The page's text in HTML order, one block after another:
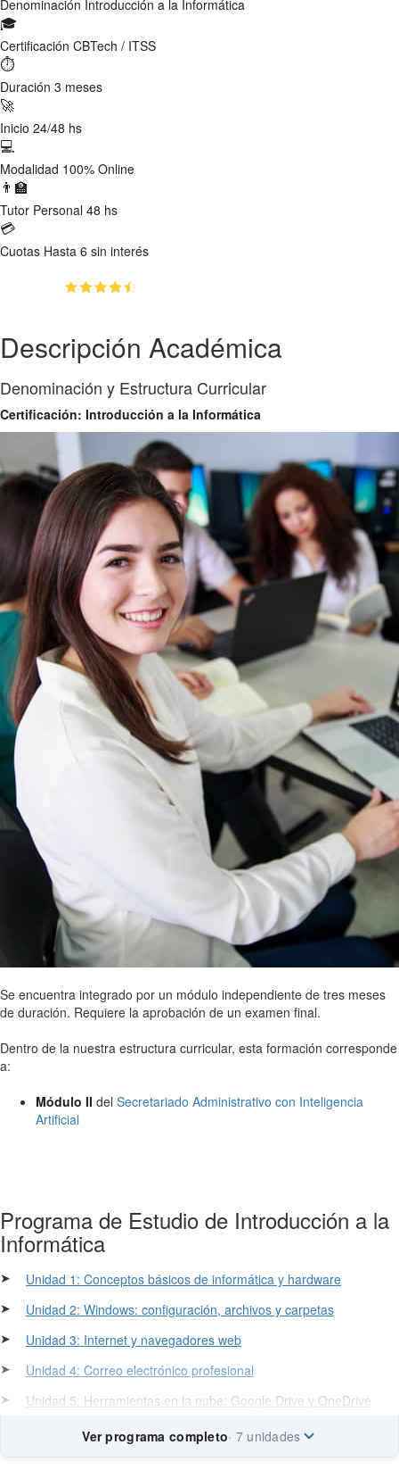
Denominación Introducción a la Informática
🎓
Certificación CBTech / ITSS
⏱
Duración 3 meses
🚀
Inicio 24/48 hs
💻
Modalidad 100% Online
👨‍🏫
Tutor Personal 48 hs
💳
Cuotas Hasta 6 sin interés
Descripción Académica
Denominación y Estructura Curricular
Certificación: Introducción a la Informática
Se encuentra integrado por un módulo independiente de tres meses
de duración. Requiere la aprobación de un examen final.
Dentro de la nuestra estructura curricular, esta formación corresponde
a:
Módulo II del Secretariado Administrativo con Inteligencia
Artificial
Programa de Estudio de Introducción a la
Informática
➤
Unidad 1: Conceptos básicos de informática y hardware
➤
Unidad 2: Windows: configuración, archivos y carpetas
➤
Unidad 3: Internet y navegadores web
➤
Unidad 4: Correo electrónico profesional
➤
Unidad 5: Herramientas en la nube: Google Drive y OneDrive
Ver programa completo· 7 unidades